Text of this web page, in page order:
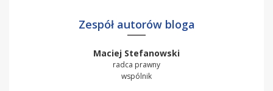
Zespół autorów bloga
Maciej Stefanowski
radca prawny
wspólnik